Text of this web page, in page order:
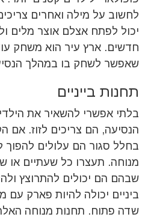
לחשוב על מילה ואחרים
יכול לפתח אצלם אוצר מלים
חדשים. ארץ עיר הוא משחק
שאפשר לשחק בו במהלך
תחנות בייניים
בלתי אפשרי להשאיר את
הנסיעה, הם צריכים לזוז. אם
בחלל סגור הם עלולים להפוך
מנוחה. תעצרו כל שעתיים או
שבהם הם יכולים להתרוצץ
ביניים יכולה להיות פארק עם
שדה פתוח. תחנות מנוחה